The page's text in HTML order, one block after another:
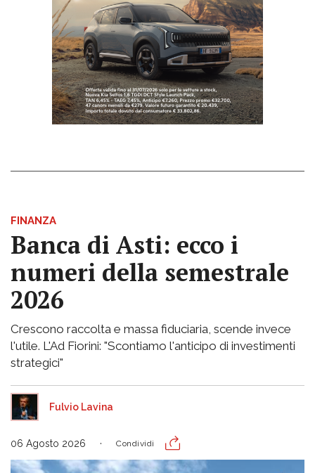
FINANZA
Banca di Asti: ecco i
numeri della semestrale
2026
Crescono raccolta e massa fiduciaria, scende invece
l'utile. L'Ad Fiorini: "Scontiamo l'anticipo di investimenti
strategici"
Fulvio Lavina
06 Agosto 2026 Condividi